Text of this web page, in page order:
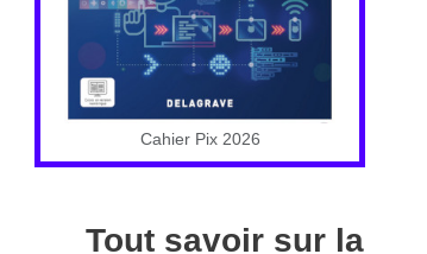
Cahier Pix 2026
Tout savoir sur la